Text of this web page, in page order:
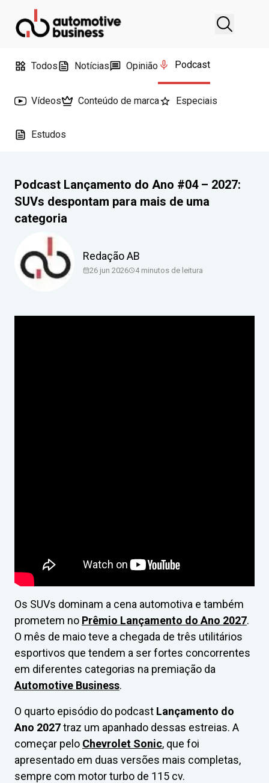
Todos Notícias Opinião Podcast
Vídeos Conteúdo de marca Especiais
Estudos
Podcast Lançamento do Ano #04 – 2027:
SUVs despontam para mais de uma
categoria
Redação AB
26 jun 2026 4 minutos de leitura
Os SUVs dominam a cena automotiva e também
prometem no Prêmio Lançamento do Ano 2027.
O mês de maio teve a chegada de três utilitários
esportivos que tendem a ser fortes concorrentes
em diferentes categorias na premiação da
Automotive Business.
O quarto episódio do podcast Lançamento do
Ano 2027traz um apanhado dessas estreias. A
começar pelo Chevrolet Sonic, que foi
apresentado em duas versões mais completas,
sempre com motor turbo de 115 cv.